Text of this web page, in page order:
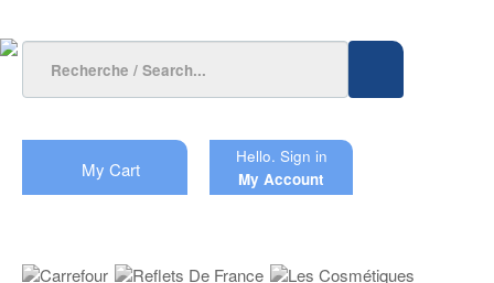
My Cart
Hello. Sign in
My Account